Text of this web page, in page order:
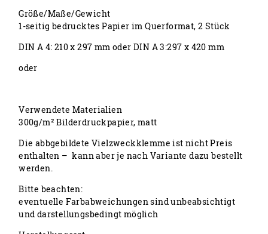
Größe/Maße/Gewicht
1-seitig bedrucktes Papier im Querformat, 2 Stück
DIN A 4: 210 x 297 mm oder DIN A 3:297 x 420 mm
oder
Verwendete Materialien
300g/m² Bilderdruckpapier, matt
Die abbgebildete Vielzweckklemme ist nicht Preis
enthalten – kann aber je nach Variante dazu bestellt
werden.
Bitte beachten:
eventuelle Farbabweichungen sind unbeabsichtigt
und darstellungsbedingt möglich